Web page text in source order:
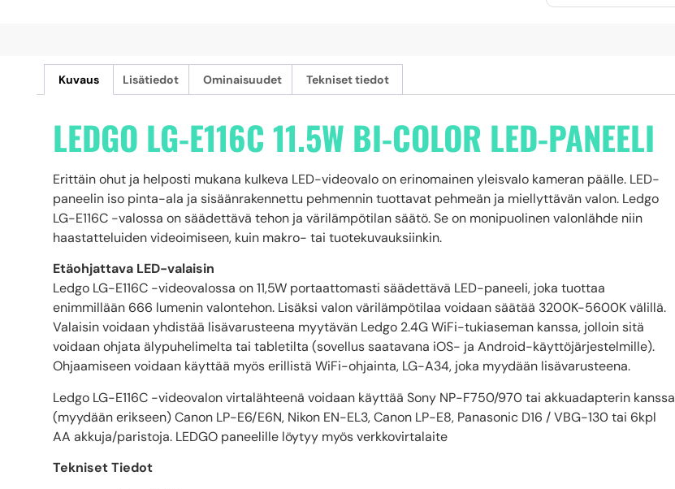
Kuvaus Lisätiedot Ominaisuudet Tekniset tiedot
LEDGO LG-E116C 11.5W BI-COLOR LED-PANEELI
Erittäin ohut ja helposti mukana kulkeva LED-videovalo on erinomainen yleisvalo kameran päälle. LED-
paneelin iso pinta-ala ja sisäänrakennettu pehmennin tuottavat pehmeän ja miellyttävän valon. Ledgo
LG-E116C -valossa on säädettävä tehon ja värilämpötilan säätö. Se on monipuolinen valonlähde niin
haastatteluiden videoimiseen, kuin makro- tai tuotekuvauksiinkin.
Etäohjattava LED-valaisin
Ledgo LG-E116C -videovalossa on 11,5W portaattomasti säädettävä LED-paneeli, joka tuottaa
enimmillään 666 lumenin valontehon. Lisäksi valon värilämpötilaa voidaan säätää 3200K-5600K välillä.
Valaisin voidaan yhdistää lisävarusteena myytävän Ledgo 2.4G WiFi-tukiaseman kanssa, jolloin sitä
voidaan ohjata älypuhelimelta tai tabletilta (sovellus saatavana iOS- ja Android-käyttöjärjestelmille).
Ohjaamiseen voidaan käyttää myös erillistä WiFi-ohjainta, LG-A34, joka myydään lisävarusteena.
Ledgo LG-E116C -videovalon virtalähteenä voidaan käyttää Sony NP-F750/970 tai akkuadapterin kanssa
(myydään erikseen) Canon LP-E6/E6N, Nikon EN-EL3, Canon LP-E8, Panasonic D16 / VBG-130 tai 6kpl
AA akkuja/paristoja. LEDGO paneelille löytyy myös verkkovirtalaite
Tekniset Tiedot